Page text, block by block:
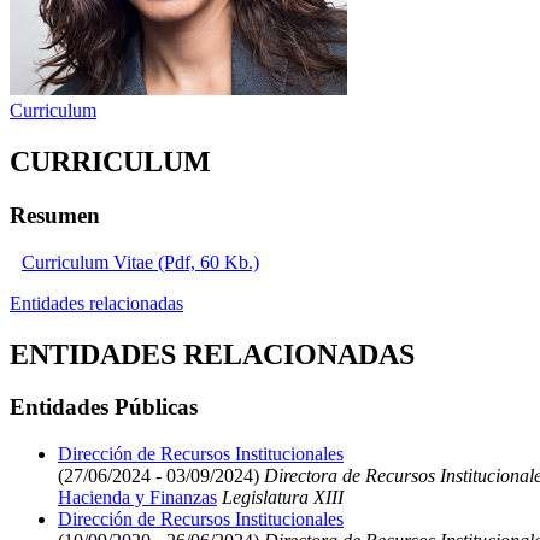
Curriculum
CURRICULUM
Resumen
Curriculum Vitae (Pdf, 60 Kb.)
Entidades relacionadas
ENTIDADES RELACIONADAS
Entidades Públicas
Dirección de Recursos Institucionales
(27/06/2024 - 03/09/2024) Directora de Recursos
Hacienda y Finanzas Legislatura XIII
Dirección de Recursos Institucionales